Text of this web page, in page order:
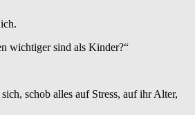
wichtiger sind als Kinder?“
schob alles auf Stress, auf ihr Alter,